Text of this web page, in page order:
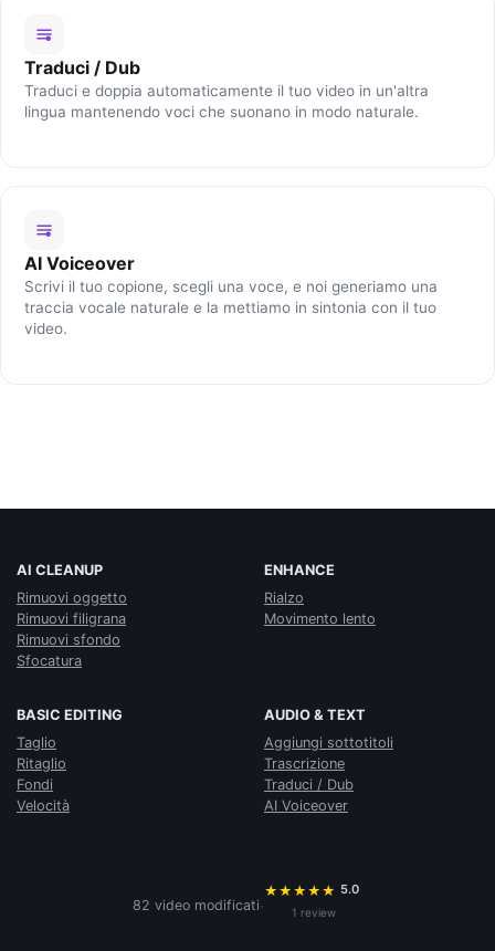
Traduci / Dub
Traduci e doppia automaticamente il tuo video in un'altra
lingua mantenendo voci che suonano in modo naturale.
AI Voiceover
Scrivi il tuo copione, scegli una voce, e noi generiamo una
traccia vocale naturale e la mettiamo in sintonia con il tuo
video.
AI CLEANUP
Rimuovi oggetto
Rimuovi filigrana
Rimuovi sfondo
Sfocatura
ENHANCE
Rialzo
Movimento lento
BASIC EDITING
Taglio
Ritaglio
Fondi
Velocità
AUDIO & TEXT
Aggiungi sottotitoli
Trascrizione
Traduci / Dub
AI Voiceover
82 video modificati·
★ ★ ★ ★ ★ 5.0
1 review